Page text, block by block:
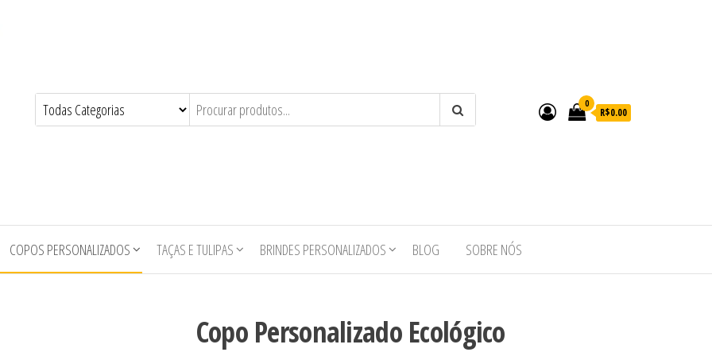
0
R$0.00
COPOS PERSONALIZADOS TAÇAS E TULIPAS BRINDES PERSONALIZADOS BLOG SOBRE NÓS
Copo Personalizado Ecológico